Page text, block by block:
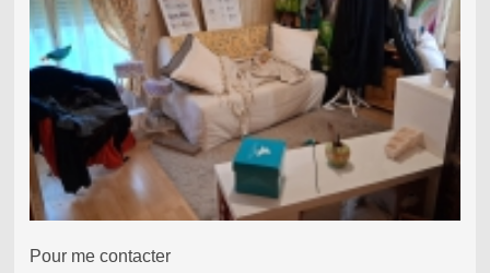
Pour me contacter